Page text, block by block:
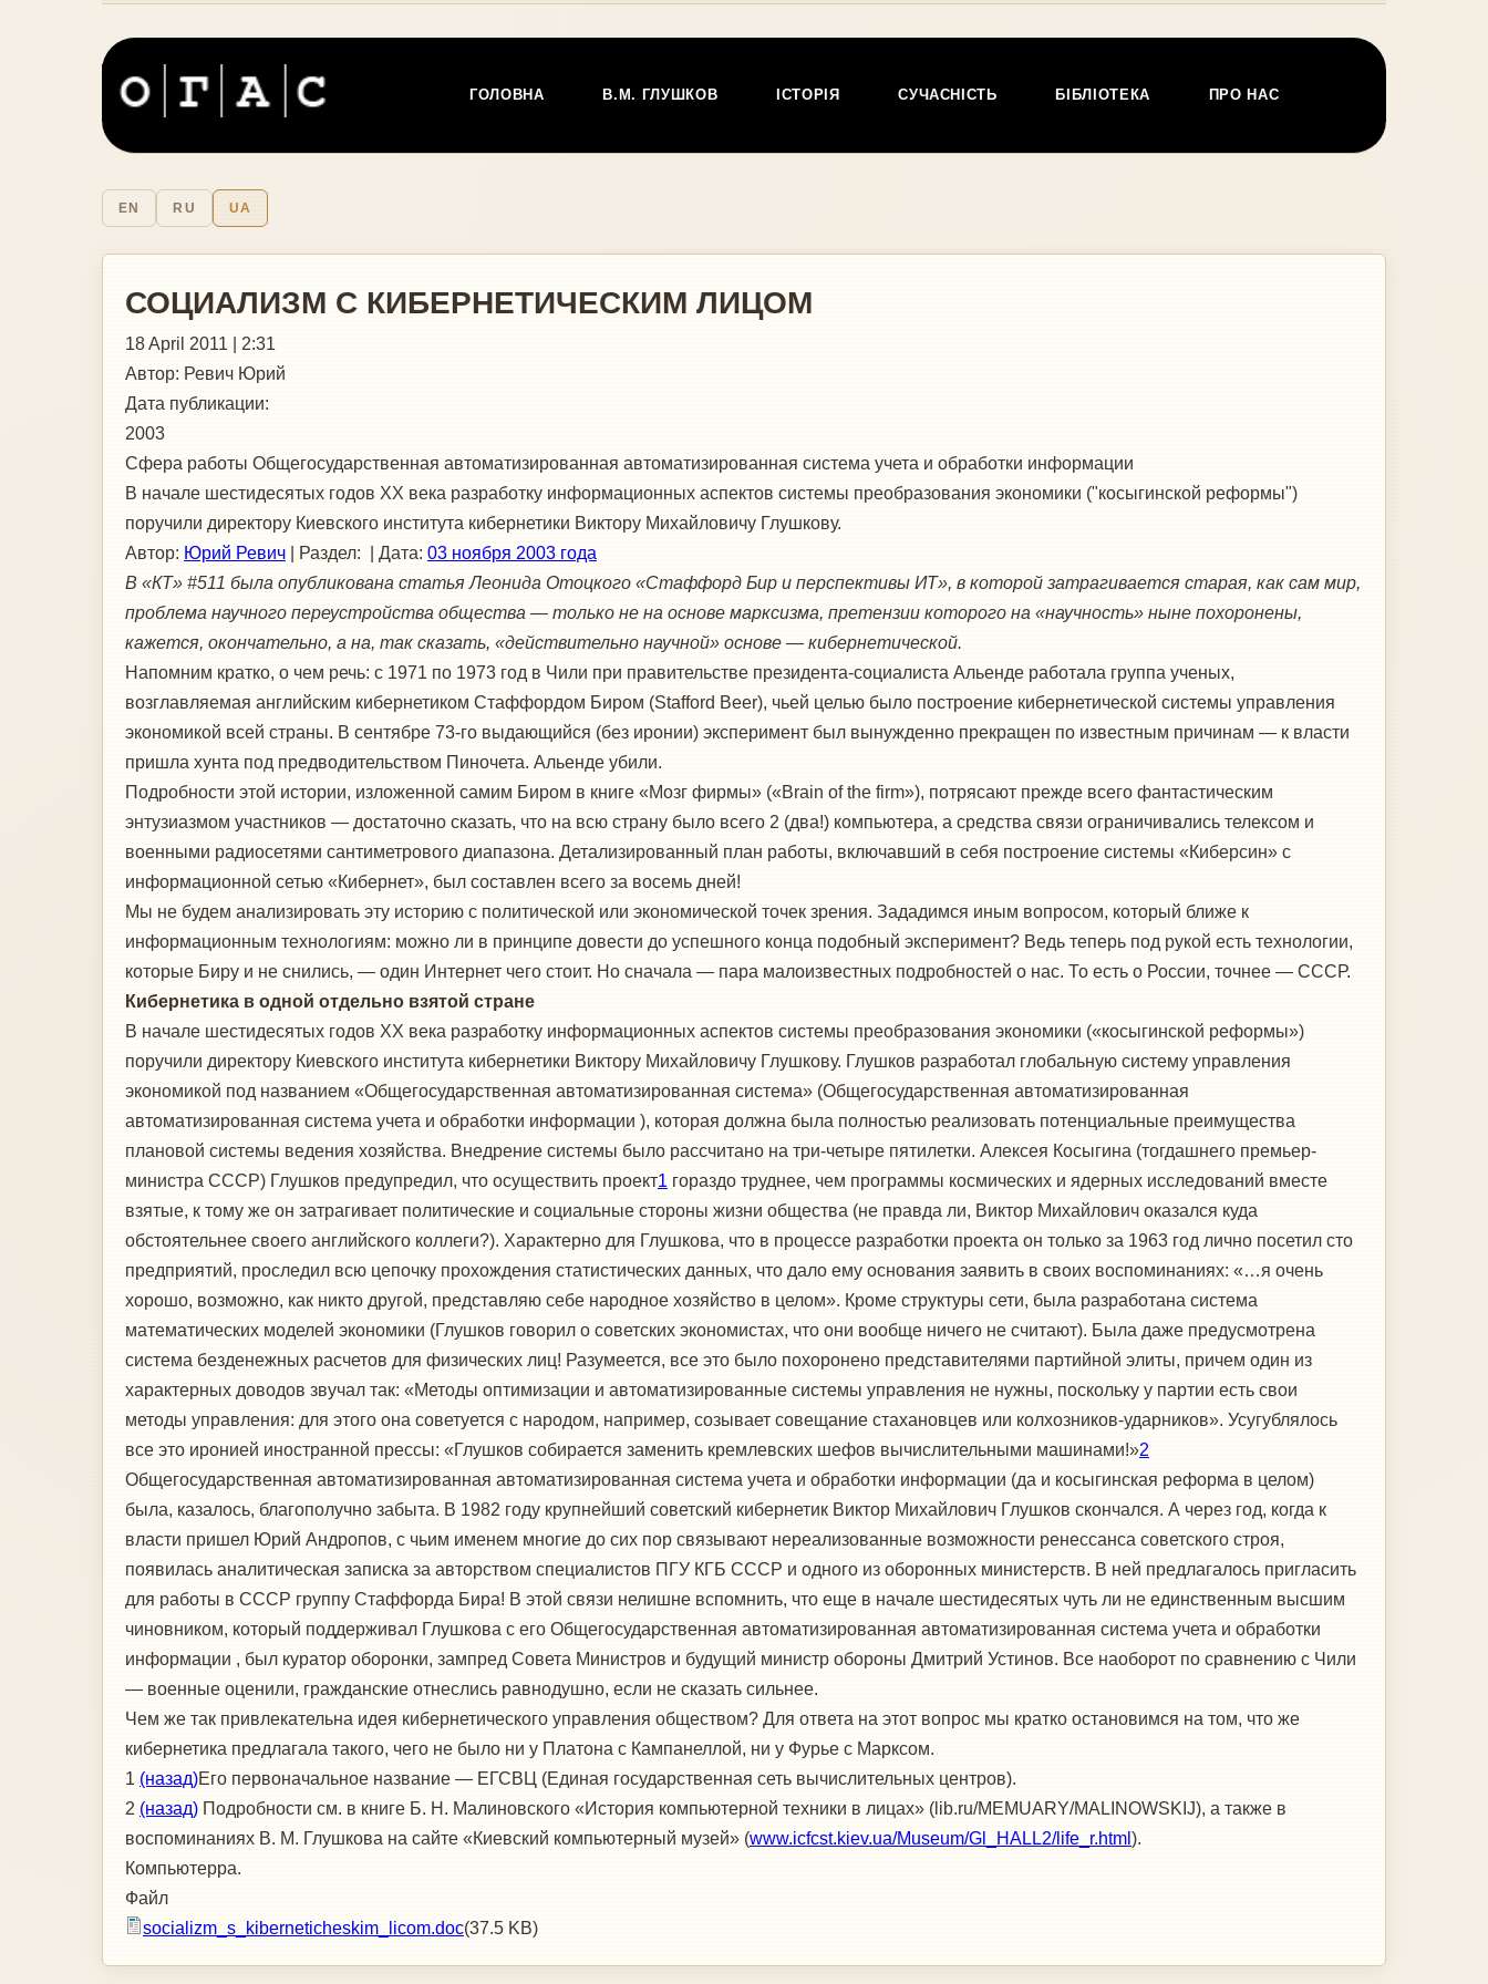
ГОЛОВНА В.М. ГЛУШКОВ ІСТОРІЯ СУЧАСНІСТЬ БІБЛІОТЕКА ПРО НАС
EN RU UA
СОЦИАЛИЗМ С КИБЕРНЕТИЧЕСКИМ ЛИЦОМ
18 April 2011 | 2:31
Автор: Ревич Юрий
Дата публикации:
2003
Сфера работы Общегосударственная автоматизированная автоматизированная система учета и обработки информации
В начале шестидесятых годов ХХ века разработку информационных аспектов системы преобразования экономики ("косыгинской реформы")
поручили директору Киевского института кибернетики Виктору Михайловичу Глушкову.
Автор: Юрий Ревич | Раздел: | Дата: 03 ноября 2003 года
В «КТ» #511 была опубликована статья Леонида Отоцкого «Стаффорд Бир и перспективы ИТ», в которой затрагивается старая, как сам мир,
проблема научного переустройства общества — только не на основе марксизма, претензии которого на «научность» ныне похоронены,
кажется, окончательно, а на, так сказать, «действительно научной» основе — кибернетической.
Напомним кратко, о чем речь: с 1971 по 1973 год в Чили при правительстве президента-социалиста Альенде работала группа ученых,
возглавляемая английским кибернетиком Стаффордом Биром (Stafford Beer), чьей целью было построение кибернетической системы управления
экономикой всей страны. В сентябре 73-го выдающийся (без иронии) эксперимент был вынужденно прекращен по известным причинам — к власти
пришла хунта под предводительством Пиночета. Альенде убили.
Подробности этой истории, изложенной самим Биром в книге «Мозг фирмы» («Brain of the firm»), потрясают прежде всего фантастическим
энтузиазмом участников — достаточно сказать, что на всю страну было всего 2 (два!) компьютера, а средства связи ограничивались телексом и
военными радиосетями сантиметрового диапазона. Детализированный план работы, включавший в себя построение системы «Киберсин» с
информационной сетью «Кибернет», был составлен всего за восемь дней!
Мы не будем анализировать эту историю с политической или экономической точек зрения. Зададимся иным вопросом, который ближе к
информационным технологиям: можно ли в принципе довести до успешного конца подобный эксперимент? Ведь теперь под рукой есть технологии,
которые Биру и не снились, — один Интернет чего стоит. Но сначала — пара малоизвестных подробностей о нас. То есть о России, точнее — СССР.
Кибернетика в одной отдельно взятой стране
В начале шестидесятых годов ХХ века разработку информационных аспектов системы преобразования экономики («косыгинской реформы»)
поручили директору Киевского института кибернетики Виктору Михайловичу Глушкову. Глушков разработал глобальную систему управления
экономикой под названием «Общегосударственная автоматизированная система» (Общегосударственная автоматизированная
автоматизированная система учета и обработки информации ), которая должна была полностью реализовать потенциальные преимущества
плановой системы ведения хозяйства. Внедрение системы было рассчитано на три-четыре пятилетки. Алексея Косыгина (тогдашнего премьер-
министра СССР) Глушков предупредил, что осуществить проект1 гораздо труднее, чем программы космических и ядерных исследований вместе
взятые, к тому же он затрагивает политические и социальные стороны жизни общества (не правда ли, Виктор Михайлович оказался куда
обстоятельнее своего английского коллеги?). Характерно для Глушкова, что в процессе разработки проекта он только за 1963 год лично посетил сто
предприятий, проследил всю цепочку прохождения статистических данных, что дало ему основания заявить в своих воспоминаниях: «…я очень
хорошо, возможно, как никто другой, представляю себе народное хозяйство в целом». Кроме структуры сети, была разработана система
математических моделей экономики (Глушков говорил о советских экономистах, что они вообще ничего не считают). Была даже предусмотрена
система безденежных расчетов для физических лиц! Разумеется, все это было похоронено представителями партийной элиты, причем один из
характерных доводов звучал так: «Методы оптимизации и автоматизированные системы управления не нужны, поскольку у партии есть свои
методы управления: для этого она советуется с народом, например, созывает совещание стахановцев или колхозников-ударников». Усугублялось
все это иронией иностранной прессы: «Глушков собирается заменить кремлевских шефов вычислительными машинами!»2
Общегосударственная автоматизированная автоматизированная система учета и обработки информации (да и косыгинская реформа в целом)
была, казалось, благополучно забыта. В 1982 году крупнейший советский кибернетик Виктор Михайлович Глушков скончался. А через год, когда к
власти пришел Юрий Андропов, с чьим именем многие до сих пор связывают нереализованные возможности ренессанса советского строя,
появилась аналитическая записка за авторством специалистов ПГУ КГБ СССР и одного из оборонных министерств. В ней предлагалось пригласить
для работы в СССР группу Стаффорда Бира! В этой связи нелишне вспомнить, что еще в начале шестидесятых чуть ли не единственным высшим
чиновником, который поддерживал Глушкова с его Общегосударственная автоматизированная автоматизированная система учета и обработки
информации , был куратор оборонки, зампред Совета Министров и будущий министр обороны Дмитрий Устинов. Все наоборот по сравнению с Чили
— военные оценили, гражданские отнеслись равнодушно, если не сказать сильнее.
Чем же так привлекательна идея кибернетического управления обществом? Для ответа на этот вопрос мы кратко остановимся на том, что же
кибернетика предлагала такого, чего не было ни у Платона с Кампанеллой, ни у Фурье с Марксом.
1 (назад)Его первоначальное название — ЕГСВЦ (Единая государственная сеть вычислительных центров).
2 (назад) Подробности см. в книге Б. Н. Малиновского «История компьютерной техники в лицах» (lib.ru/MEMUARY/MALINOWSKIJ), а также в
воспоминаниях В. М. Глушкова на сайте «Киевский компьютерный музей» (www.icfcst.kiev.ua/Museum/Gl_HALL2/life_r.html ).
Компьютерра.
Файл
socializm_s_kiberneticheskim_licom.doc(37.5 KB)